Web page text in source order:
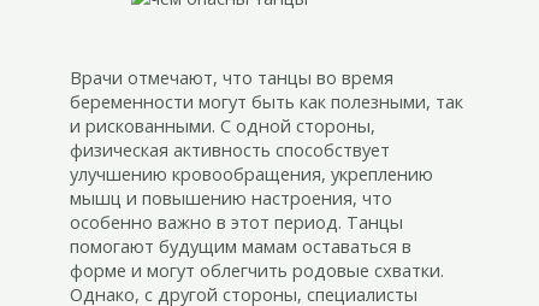
Врачи отмечают, что танцы во время
беременности могут быть как полезными, так
и рискованными. С одной стороны,
физическая активность способствует
улучшению кровообращения, укреплению
мышц и повышению настроения, что
особенно важно в этот период. Танцы
помогают будущим мамам оставаться в
форме и могут облегчить родовые схватки.
Однако, с другой стороны, специалисты